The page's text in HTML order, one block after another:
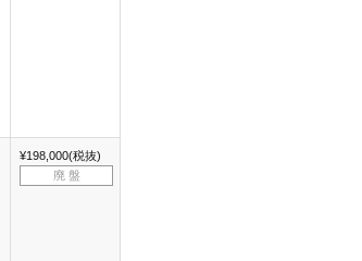
¥198,000(税抜)
廃 盤